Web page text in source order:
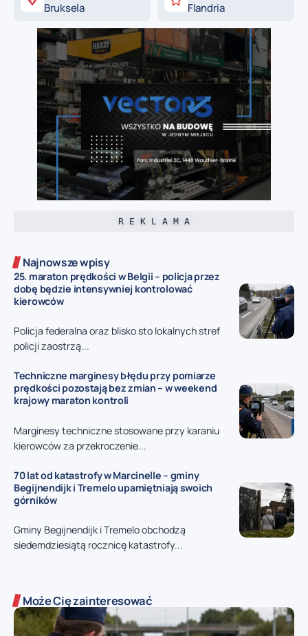
Bruksela Flandria
R E K L A M A
Najnowsze wpisy
25. maraton prędkości w Belgii – policja przez
dobę będzie intensywniej kontrolować
kierowców
Policja federalna oraz blisko sto lokalnych stref
policji zaostrzą...
Techniczne marginesy błędu przy pomiarze
prędkości pozostają bez zmian – w weekend
krajowy maraton kontroli
Marginesy techniczne stosowane przy karaniu
kierowców za przekroczenie...
70 lat od katastrofy w Marcinelle – gminy
Begijnendijk i Tremelo upamiętniają swoich
górników
Gminy Begijnendijk i Tremelo obchodzą
siedemdziesiątą rocznicę katastrofy...
Może Cię zainteresować